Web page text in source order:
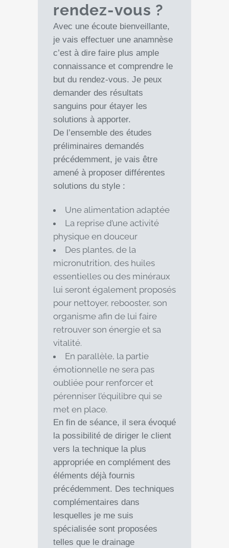
rendez-vous ?
Avec une écoute bienveillante,
je vais effectuer une anamnèse
c’est à dire faire plus ample
connaissance et comprendre le
but du rendez-vous. Je peux
demander des résultats
sanguins pour étayer les
solutions à apporter.
De l’ensemble des études
préliminaires demandés
précédemment, je vais être
amené à proposer différentes
solutions du style :
Une alimentation adaptée
La reprise d’une activité
physique en douceur
Des plantes, de la
micronutrition, des huiles
essentielles ou des minéraux
lui seront également proposés
pour nettoyer, rebooster, son
organisme afin de lui faire
retrouver son énergie et sa
vitalité.
En parallèle, la partie
émotionnelle ne sera pas
oubliée pour renforcer et
pérenniser l’équilibre qui se
met en place.
En fin de séance, il sera évoqué
la possibilité de diriger le client
vers la technique la plus
appropriée en complément des
éléments déjà fournis
précédemment. Des techniques
complémentaires dans
lesquelles je me suis
spécialisée sont proposées
telles que le drainage